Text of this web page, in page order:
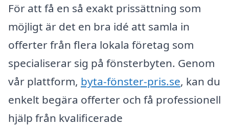
För att få en så exakt prissättning som
möjligt är det en bra idé att samla in
offerter från flera lokala företag som
specialiserar sig på fönsterbyten. Genom
vår plattform, byta-fönster-pris.se, kan du
enkelt begära offerter och få professionell
hjälp från kvalificerade